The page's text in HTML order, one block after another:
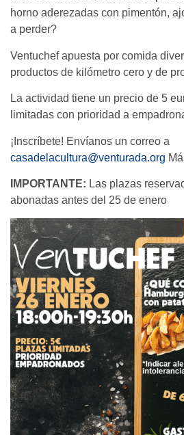
horno aderezadas con pimentón,
a perder?
Ventuchef apuesta por comida
productos de kilómetro cero y de
La actividad tiene un precio de 5
limitadas con prioridad a
¡Inscríbete! Envíanos un correo a
casadelacultura@venturada.org
IMPORTANTE: Las plazas
abonadas antes del 25 de enero